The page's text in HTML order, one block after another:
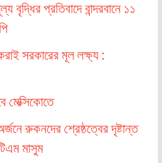
বৃদ্ধির প্রতিবাদে বান্দরবানে ১১
সরকারের মূল লক্ষ্য :
মেক্সিকোতে
রুকনদের শ্রেষ্ঠত্বের দৃষ্টান্ত
মাসুম